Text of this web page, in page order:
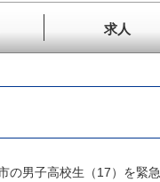
求人
の男子高校生（17）を緊